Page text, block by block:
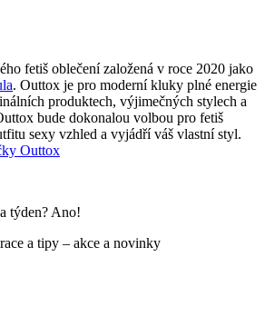
fetiš oblečení založená v roce 2020 jako
. Outtox je pro moderní kluky plné energie
produktech, výjimečných stylech a
bude dokonalou volbou pro fetiš
sexy vzhled a vyjádří váš vlastní styl.
Outtox
týden? Ano!
a tipy – akce a novinky